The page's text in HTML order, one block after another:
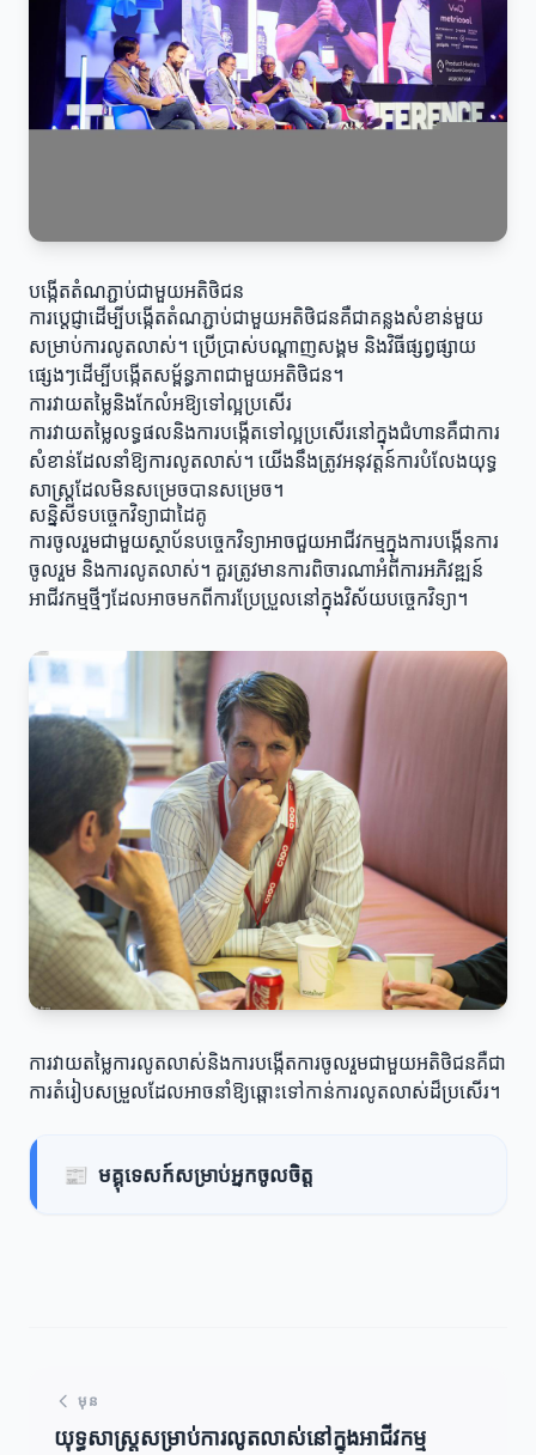
បង្កើតតំណភ្ជាប់ជាមួយអតិថិជន
ការប្តេជ្ញាដើម្បីបង្កើតតំណភ្ជាប់ជាមួយអតិថិជនគឺជាគន្លងសំខាន់មួយ
សម្រាប់ការលូតលាស់។ ប្រើប្រាស់បណ្តាញសង្គម និងវិធីផ្សព្វផ្សាយ
ផ្សេងៗដើម្បីបង្កើតសម្ព័ន្ធភាពជាមួយអតិថិជន។
ការវាយតម្លៃនិងកែលំអឱ្យទៅល្អប្រសើរ
ការវាយតម្លៃលទ្ធផលនិងការបង្កើតទៅល្អប្រសើរនៅក្នុងជំហានគឺជាការ
សំខាន់ដែលនាំឱ្យការលូតលាស់។ យើងនឹងត្រូវអនុវត្តន៍ការបំលែងយុទ្ធ
សាស្ត្រដែលមិនសម្រេចបានសម្រេច។
សន្និសីទបច្ចេកវិទ្យាជាដៃគូ
ការចូលរួមជាមួយស្ថាប័នបច្ចេកវិទ្យាអាចជួយអាជីវកម្មក្នុងការបង្កើនការ
ចូលរួម និងការលូតលាស់។ គួរត្រូវមានការពិចារណាអំពីការអភិវឌ្ឍន៍
អាជីវកម្មថ្មីៗដែលអាចមកពីការប្រែប្រួលនៅក្នុងវិស័យបច្ចេកវិទ្យា។
ការវាយតម្លៃការលូតលាស់និងការបង្កើតការចូលរួមជាមួយអតិថិជនគឺជា
ការតំរៀបសម្រួលដែលអាចនាំឱ្យឆ្ពោះទៅកាន់ការលូតលាស់ដ៏ប្រសើរ។
📰 មគ្គុទេសក៍សម្រាប់អ្នកចូលចិត្ត
មុន
យុទ្ធសាស្ត្រសម្រាប់ការលូតលាស់នៅក្នុងអាជីវកម្ម